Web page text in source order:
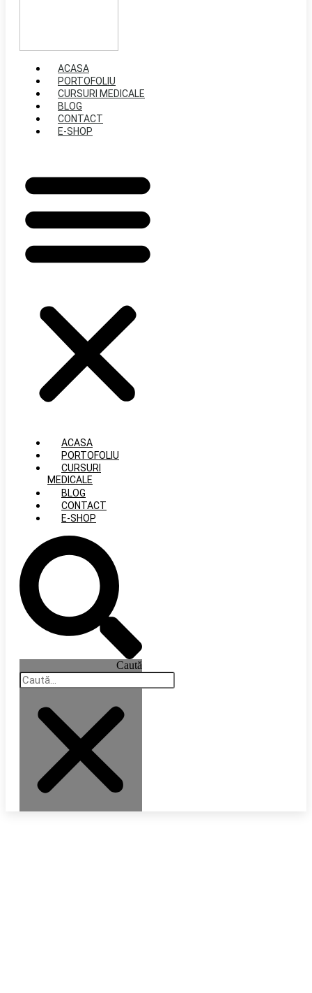
ACASA
PORTOFOLIU
CURSURI MEDICALE
BLOG
CONTACT
E-SHOP
ACASA
PORTOFOLIU
CURSURI
MEDICALE
BLOG
CONTACT
E-SHOP
Caută